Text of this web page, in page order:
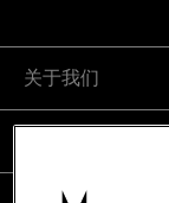
关于我们